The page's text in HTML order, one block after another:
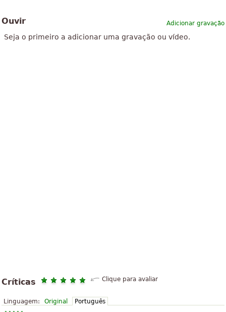
Adicionar gravação
Ouvir
Seja o primeiro a adicionar uma gravação ou vídeo.
Críticas Clique para avaliar
Linguagem: Original Português